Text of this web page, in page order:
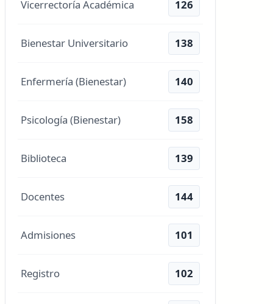
Vicerrectoría Académica 126
Bienestar Universitario 138
Enfermería (Bienestar) 140
Psicología (Bienestar) 158
Biblioteca 139
Docentes 144
Admisiones 101
Registro 102